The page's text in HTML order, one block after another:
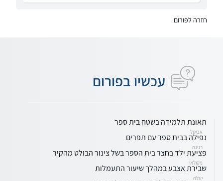
חזרה לפורום
עכשיו בפורום
תאונת תלמידה בשטח בית ספר
אביטל
נפילה בבית ספר עם תפרים
רגינה
פציעת ילד בחצר בית הספר בשל צינור הבולט מהקיר
ניקולאי
שבירת אצבע במהלך שיעור התעמלות
יעלה